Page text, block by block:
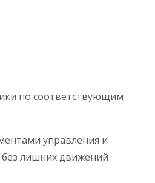
по соответствующим
управления и
лишних движений